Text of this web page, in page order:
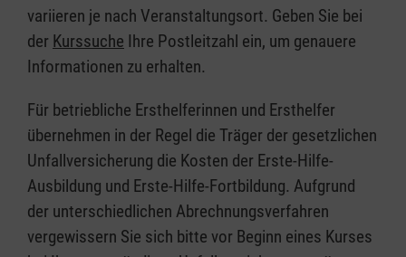
variieren je nach Veranstaltungsort. Geben Sie bei
der Kurssuche Ihre Postleitzahl ein, um genauere
Informationen zu erhalten.
Für betriebliche Ersthelferinnen und Ersthelfer
übernehmen in der Regel die Träger der gesetzlichen
Unfallversicherung die Kosten der Erste-Hilfe-
Ausbildung und Erste-Hilfe-Fortbildung. Aufgrund
der unterschiedlichen Abrechnungsverfahren
vergewissern Sie sich bitte vor Beginn eines Kurses